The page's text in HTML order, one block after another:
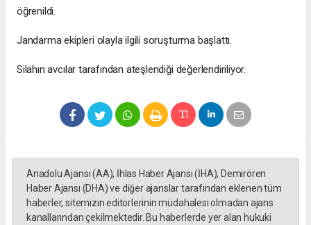
öğrenildi.
Jandarma ekipleri olayla ilgili soruşturma başlattı.
Silahın avcılar tarafından ateşlendiği değerlendiriliyor.
Anadolu Ajansı (AA), İhlas Haber Ajansı (İHA), Demirören
Haber Ajansı (DHA) ve diğer ajanslar tarafından eklenen tüm
haberler, sitemizin editörlerinin müdahalesi olmadan ajans
kanallarından çekilmektedir. Bu haberlerde yer alan hukuki